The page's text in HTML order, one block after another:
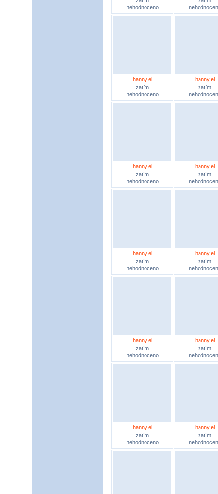
nehodnoceno
hanny.el
zatím
nehodnoceno
hanny.el
zatím
hanny.el
zatím
nehodnoceno
hanny.el
zatím
hanny.el
zatím
nehodnoceno
hanny.el
zatím
hanny.el
zatím
nehodnoceno
hanny.el
zatím
hanny.el
zatím
nehodnoceno
hanny.el
zatím